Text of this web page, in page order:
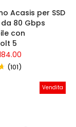
Acasis per SSD
da 80 Gbps
con
5
(101)
Vendita